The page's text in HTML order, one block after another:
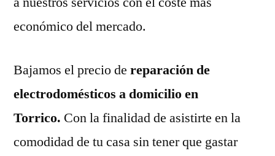
económico del mercado.
Bajamos el precio de reparación de
electrodomésticos a domicilio en
Torrico. Con la finalidad de asistirte en la
comodidad de tu casa sin tener que gastar